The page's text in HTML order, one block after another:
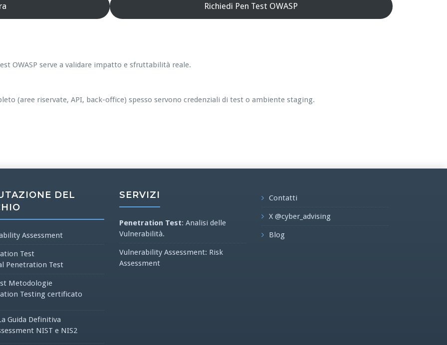
Richiedi Pen Test OWASP
OWASP serve a validare impatto e sfruttabilità reale.
(aree riservate, API, back-office) spesso servono credenziali di test o ambiente staging.
DEL
Assessment
Test
Penetration Test
Metodologie
Testing certificato
Guida Definitiva
NIST e NIS2
SERVIZI
Penetration Test: Analisi delle
Vulnerabilità.
Vulnerability Assessment: Risk
Assessment
Contatti
X @cyber_advising
Blog